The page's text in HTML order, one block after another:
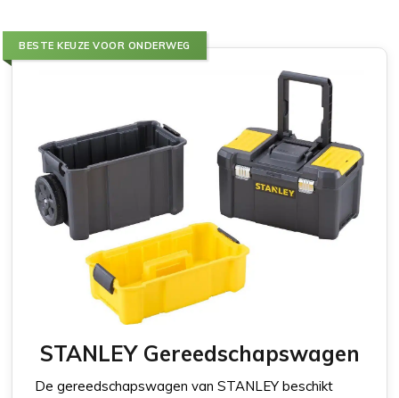
BESTE KEUZE VOOR ONDERWEG
STANLEY Gereedschapswagen
De gereedschapswagen van STANLEY beschikt